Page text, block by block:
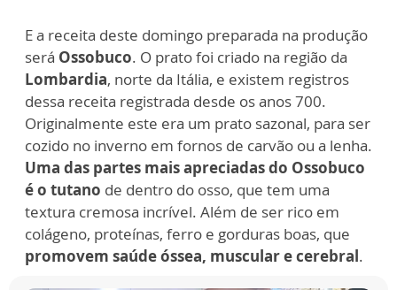
E a receita deste domingo preparada na produção
será Ossobuco. O prato foi criado na região da
Lombardia, norte da Itália, e existem registros
dessa receita registrada desde os anos 700.
Originalmente este era um prato sazonal, para ser
cozido no inverno em fornos de carvão ou a lenha.
Uma das partes mais apreciadas do Ossobuco
é o tutano de dentro do osso, que tem uma
textura cremosa incrível. Além de ser rico em
colágeno, proteínas, ferro e gorduras boas, que
promovem saúde óssea, muscular e cerebral.